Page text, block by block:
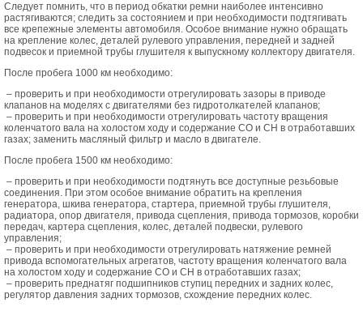
Следует помнить, что в период обкатки ремни наиболее интенсивно
растягиваются; следить за состоянием и при необходимости подтягивать
все крепежные элементы автомобиля. Особое внимание нужно обращать
на крепление колес, деталей рулевого управления, передней и задней
подвесок и приемной трубы глушителя к выпускному коллектору двигателя.
После пробега 1000 км необходимо:
– проверить и при необходимости отрегулировать зазоры в приводе
клапанов на моделях с двигателями без гидротолкателей клапанов;
– проверить и при необходимости отрегулировать частоту вращения
коленчатого вала на холостом ходу и содержание СО и СН в отработавших
газах; заменить масляный фильтр и масло в двигателе.
После пробега 1500 км необходимо:
– проверить и при необходимости подтянуть все доступные резьбовые
соединения. При этом особое внимание обратить на крепления
генератора, шкива генератора, стартера, приемной трубы глушителя,
радиатора, опор двигателя, привода сцепления, привода тормозов, коробки
передач, картера сцепления, колес, деталей подвески, рулевого
управления;
– проверить и при необходимости отрегулировать натяжение ремней
привода вспомогательных агрегатов, частоту вращения коленчатого вала
на холостом ходу и содержание СО и СН в отработавших газах;
– проверить преднатяг подшипников ступиц передних и задних колес,
регулятор давления задних тормозов, схождение передних колес.